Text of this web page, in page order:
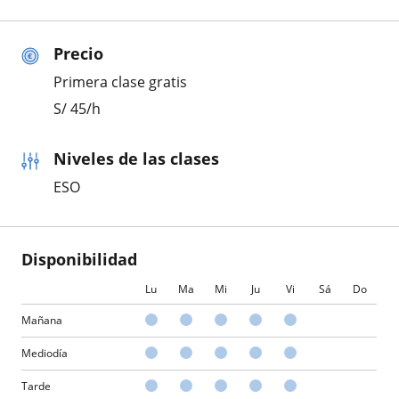
Precio
Primera clase gratis
S/45/h
Niveles de las clases
ESO
Disponibilidad
Lu Ma Mi Ju Vi Sá Do
Mañana
Mediodía
Tarde